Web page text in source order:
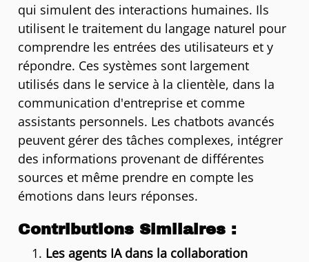
qui simulent des interactions humaines. Ils
utilisent le traitement du langage naturel pour
comprendre les entrées des utilisateurs et y
répondre. Ces systèmes sont largement
utilisés dans le service à la clientèle, dans la
communication d'entreprise et comme
assistants personnels. Les chatbots avancés
peuvent gérer des tâches complexes, intégrer
des informations provenant de différentes
sources et même prendre en compte les
émotions dans leurs réponses.
Contributions Similaires :
Les agents IA dans la collaboration